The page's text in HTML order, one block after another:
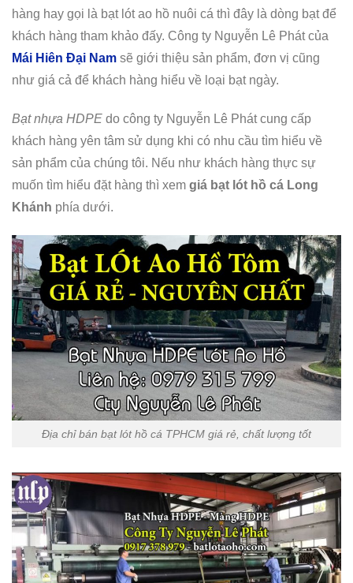
hàng hay gọi là bạt lót ao hồ nuôi cá thì đây là dòng bạt để
khách hàng tham khảo đấy. Công ty Nguyễn Lê Phát của
Mái Hiên Đại Nam sẽ giới thiệu sản phẩm, đơn vị cũng
như giá cả để khách hàng hiểu về loại bạt ngày.
Bạt nhựa HDPE do công ty Nguyễn Lê Phát cung cấp
khách hàng yên tâm sử dụng khi có nhu cầu tìm hiểu về
sản phẩm của chúng tôi. Nếu như khách hàng thực sự
muốn tìm hiểu đặt hàng thì xem giá bạt lót hồ cá Long
Khánh phía dưới.
Địa chỉ bán bạt lót hồ cá TPHCM giá rẻ, chất lượng tốt